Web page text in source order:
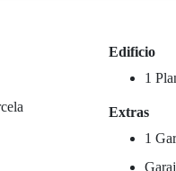
Edificio
1
Extras
1